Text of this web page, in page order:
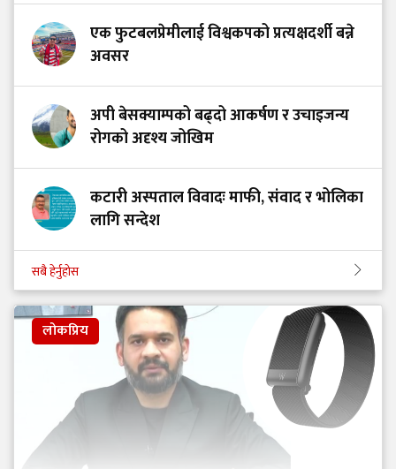
एक फुटबलप्रेमीलाई विश्वकपको प्रत्यक्षदर्शी बन्ने
अवसर
अपी बेसक्याम्पको बढ्दो आकर्षण र उचाइजन्य
रोगको अदृश्य जोखिम
कटारी अस्पताल विवादः माफी, संवाद र भोलिका
लागि सन्देश
सबै हेर्नुहोस
लोकप्रिय